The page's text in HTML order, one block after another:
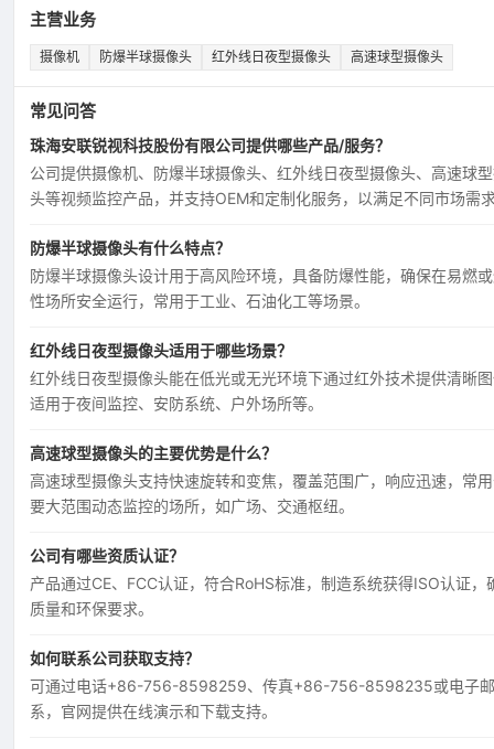
主营业务
摄像机 防爆半球摄像头 红外线日夜型摄像头 高速球型摄像头
常见问答
珠海安联锐视科技股份有限公司提供哪些产品/服务？
公司提供摄像机、防爆半球摄像头、红外线日夜型摄像头、高速球
头等视频监控产品，并支持OEM和定制化服务，以满足不同市场需
防爆半球摄像头有什么特点？
防爆半球摄像头设计用于高风险环境，具备防爆性能，确保在易燃
性场所安全运行，常用于工业、石油化工等场景。
红外线日夜型摄像头适用于哪些场景？
红外线日夜型摄像头能在低光或无光环境下通过红外技术提供清晰
适用于夜间监控、安防系统、户外场所等。
高速球型摄像头的主要优势是什么？
高速球型摄像头支持快速旋转和变焦，覆盖范围广，响应迅速，常
要大范围动态监控的场所，如广场、交通枢纽。
公司有哪些资质认证？
产品通过CE、FCC认证，符合RoHS标准，制造系统获得ISO认证，
质量和环保要求。
如何联系公司获取支持？
可通过电话+86-756-8598259、传真+86-756-8598235或电子
系，官网提供在线演示和下载支持。